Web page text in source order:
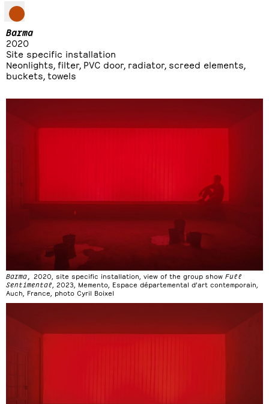
Barma
2020
Site specific installation
Neonlights, filter, PVC door, radiator, screed elements,
buckets, towels
Barma, 2020, site specific installation, view of the group show Full
Sentimental , 2023, Memento, Espace départemental d’art contemporain,
Auch, France, photo Cyril Boixel